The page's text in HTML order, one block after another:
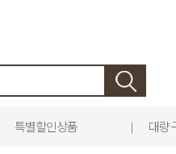
특별할인상품 | 대량